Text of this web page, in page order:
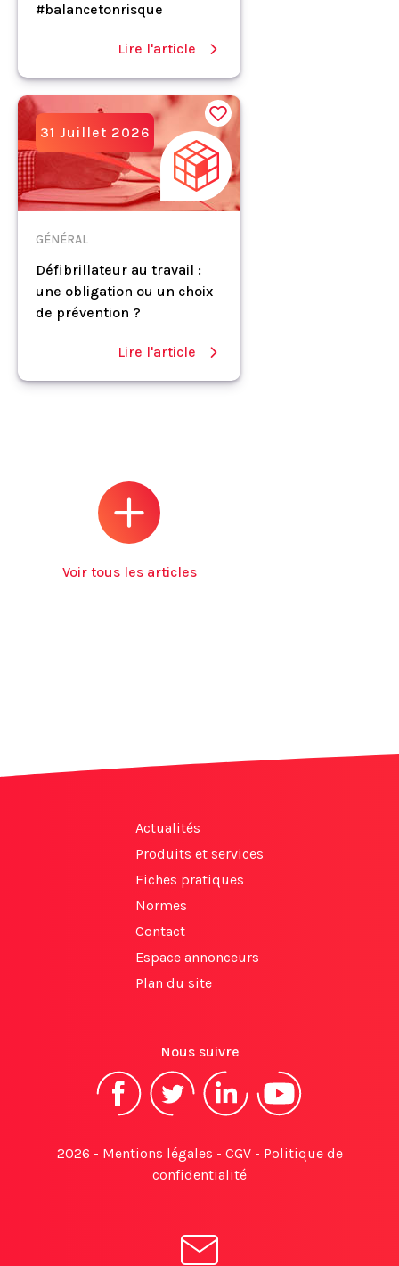
#balancetonrisque
Lire l'article
31 Juillet 2026
GÉNÉRAL
Défibrillateur au travail :
une obligation ou un choix
de prévention ?
Lire l'article
Voir tous les articles
Actualités
Produits et services
Fiches pratiques
Normes
Contact
Espace annonceurs
Plan du site
Nous suivre
2026 - Mentions légales - CGV- Politique de
confidentialité